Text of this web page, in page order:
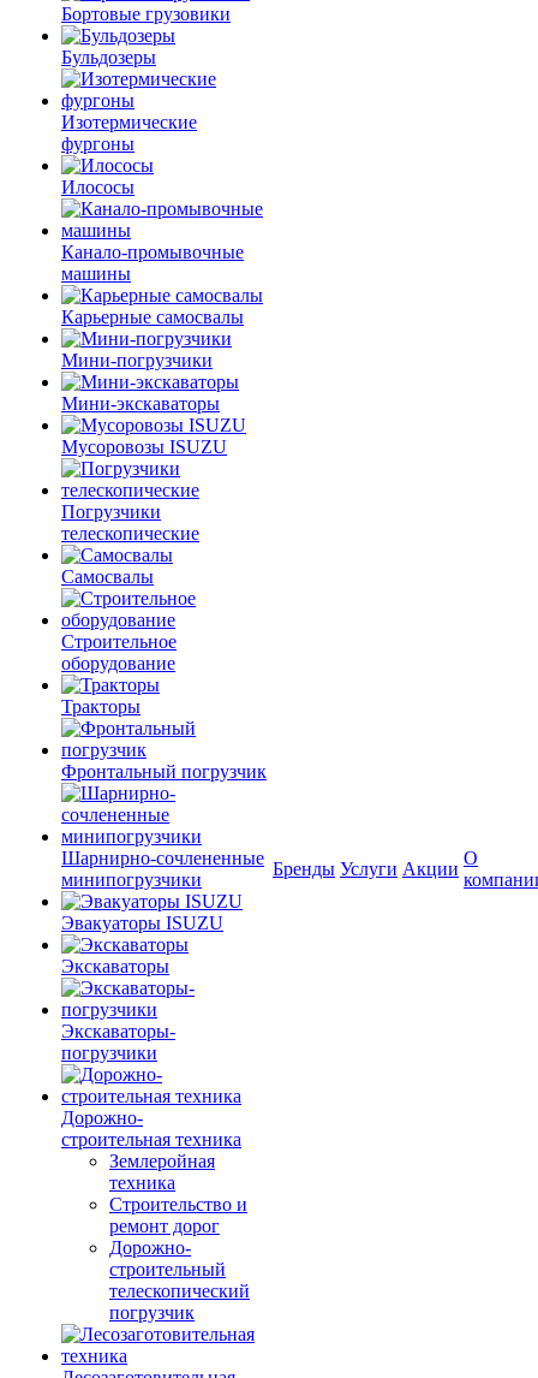
Бортовые грузовики
Бульдозеры
Изотермические
фургоны
Илососы
Канало-промывочные
машины
Карьерные самосвалы
Мини-погрузчики
Мини-экскаваторы
Мусоровозы ISUZU
Погрузчики
телескопические
Самосвалы
Строительное
оборудование
Тракторы
Фронтальный погрузчик
Шарнирно-сочлененные
минипогрузчики
Эвакуаторы ISUZU
Экскаваторы
Экскаваторы-
погрузчики
Дорожно-
строительная техника
Землеройная
техника
Строительство и
ремонт дорог
Дорожно-
строительный
телескопический
погрузчик
Бренды Услуги Акции
О